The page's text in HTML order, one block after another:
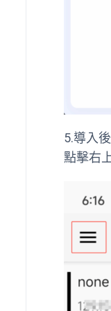
5.導入
點擊右